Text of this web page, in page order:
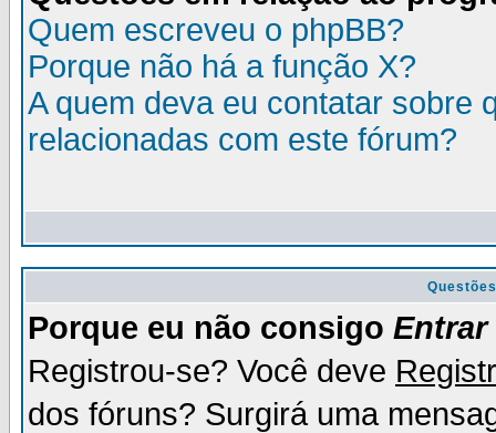
Quem escreveu o phpBB?
Porque não há a função X?
A quem deva eu contatar sobre
relacionadas com este fórum?
Porque eu não consigo Entrar
Registrou-se? Você deve
dos fóruns? Surgirá uma